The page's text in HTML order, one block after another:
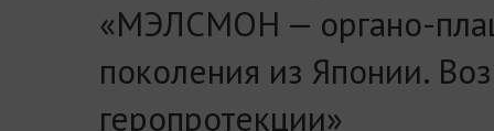
«МЭЛСМОН — органо-
поколения из Японии.
геропротекции»